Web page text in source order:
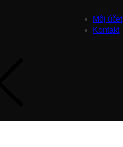
Môj účet
Kontakt